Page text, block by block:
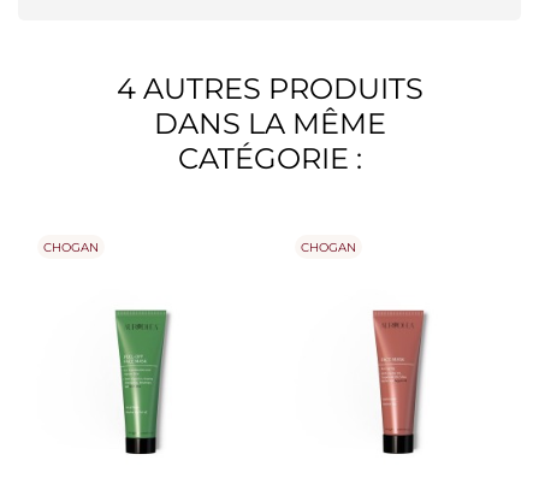
4 AUTRES PRODUITS
DANS LA MÊME
CATÉGORIE :
CHOGAN CHOGAN